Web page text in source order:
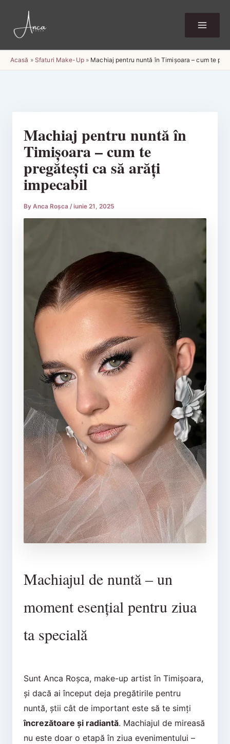
content
Acasă » Sfaturi Make-Up» Machiaj pentru nuntă în Timișoara – cum te
Machiaj pentru nuntă în
Timișoara – cum te
pregătești ca să arăți
impecabil
By Anca Roșca /iunie 21, 2025
Machiajul de nuntă – un
moment esențial pentru ziua
ta specială
Sunt Anca Roșca, make-up artist în Timișoara,
și dacă ai început deja pregătirile pentru
nuntă, știi cât de important este să te simți
încrezătoare și radiantă. Machiajul de mireasă
nu este doar o etapă în ziua evenimentului –